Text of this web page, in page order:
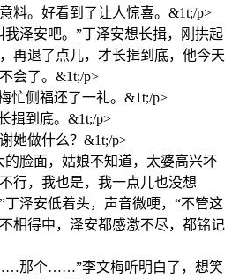
料。好看到了让人惊喜。&1t;/p>
泽安吧。”丁泽安想长揖，刚拱起
再退了点儿，才长揖到底，他今天
会了。&1t;/p>
忙侧福还了一礼。&1t;/p>
揖到底。&1t;/p>
她做什么？&1t;/p>
的脸面，姑娘不知道，太婆高兴坏
行，我也是，我一点儿也没想
安低着头，声音微哽，“不管这
相得中，泽安都感激不尽，都铭记
那个……”李文梅听明白了，想笑